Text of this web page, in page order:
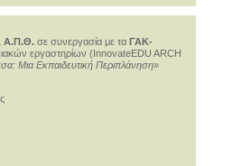
Α.Π.Θ. σε συνεργασία με τα ΓΑΚ-
εργαστηρίων (InnovateEDU ARCH
Μια Εκπαιδευτική Περιπλάνηση»